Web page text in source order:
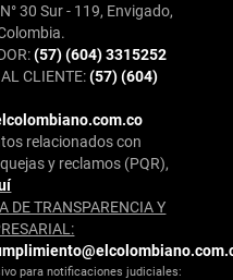
30 Sur - 119, Envigado,
(57) (604) 3315252
CLIENTE:(57) (604)
relacionados con
y reclamos (PQR),
DE TRANSPARENCIA Y
para notificaciones judiciales: